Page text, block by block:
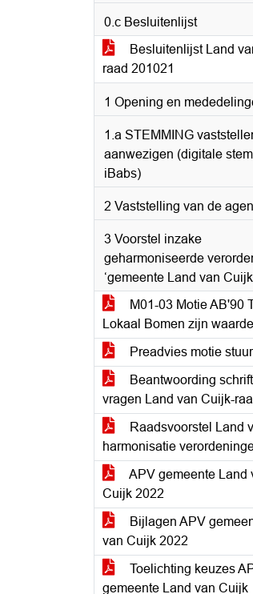
0.c Besluitenlijst
Besluitenlijst Land
raad 201021
1 Opening en
1.a STEMMING
aanwezigen (digitale
iBabs)
2 Vaststelling van de
3 Voorstel inzake
geharmoniseerde
‘gemeente Land van Cuijk
M01-03 Motie AB'90
Lokaal Bomen zijn
Preadvies motie
Beantwoording
vragen Land van Cuijk-
Raadsvoorstel Land
harmonisatie
APV gemeente Land
Cuijk 2022
Bijlagen APV
van Cuijk 2022
Toelichting keuzes
gemeente Land van Cuijk